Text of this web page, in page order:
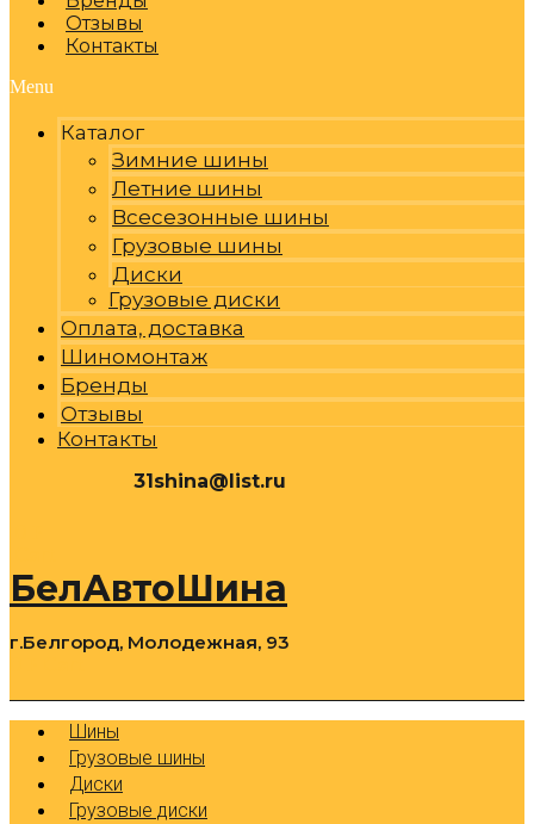
Отзывы
Контакты
Menu
Каталог
Зимние шины
Летние шины
Всесезонные шины
Грузовые шины
Диски
Грузовые диски
Оплата, доставка
Шиномонтаж
Бренды
Отзывы
Контакты
31shina@list.ru
БелАвтоШина
г.Белгород, Молодежная, 93
Шины
Грузовые шины
Диски
Грузовые диски